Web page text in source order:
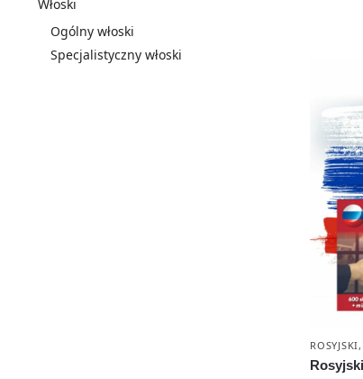
ROSYJSKI,
Włoski
Ogólny włoski
Specjalistyczny włoski